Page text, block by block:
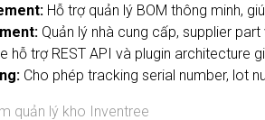
Hỗ trợ quản lý BOM thông minh,
Quản lý nhà cung cấp, supplier
hỗ trợ REST API và plugin architecture
Cho phép tracking serial number, lot